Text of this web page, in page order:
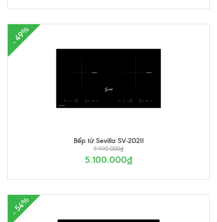
- 49%
Bếp từ Sevilla SV-202II
9.990.000₫
5.100.000₫
- 54%